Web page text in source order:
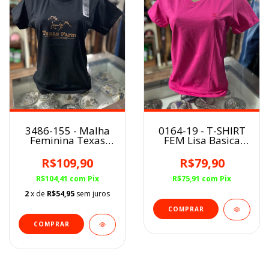
3486-155 - Malha
Feminina Texas
R$109,90
R$104,41 com Pix
2x de R$54,95 sem juros
COMPRAR
0164-19 - T-SHIRT
FEM Lisa Basica
R$79,90
R$75,91 com Pix
COMPRAR